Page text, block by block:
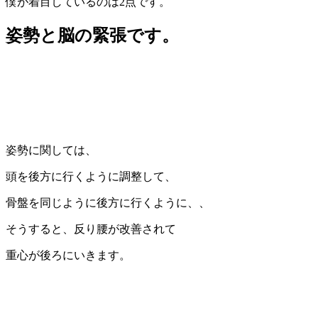
姿勢と脳の緊張です。
姿勢に関しては、
頭を後方に行くように調整して、
骨盤を同じように後方に行くように、、
そうすると、反り腰が改善されて
重心が後ろにいきます。